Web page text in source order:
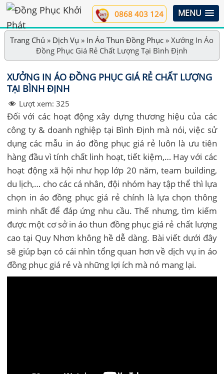
MENU
0868 403 124
Trang Chủ » Dịch Vụ » In Áo Thun Đồng Phục »Xưởng In Áo
Đồng Phục Giá Rẻ Chất Lượng Tại Bình Định
XƯỞNG IN ÁO ĐỒNG PHỤC GIÁ RẺ CHẤT LƯỢNG
TẠI BÌNH ĐỊNH
Lượt xem: 325
Đối với các hoạt động xây dựng thương hiệu của các
công ty & doanh nghiệp tại Bình Định mà nói, việc sử
dụng các mẫu in áo đồng phục giá rẻ luôn là ưu tiên
hàng đầu vì tính chất linh hoạt, tiết kiệm,… Hay với các
hoạt động xã hội như họp lớp 20 năm, team building,
du lịch,… cho các cá nhân, đội nhóm hay tập thể thì lựa
chọn in áo đồng phục giá rẻ chính là lựa chọn thông
minh nhất để đáp ứng nhu cầu. Thế nhưng, tìm kiếm
được một cơ sở in áo thun đồng phục giá rẻ chất lượng
cao tại Quy Nhơn không hề dễ dàng. Bài viết dưới đây
sẽ giúp bạn có cái nhìn tổng quan hơn về dịch vụ in áo
đồng phục giá rẻ và những lợi ích mà nó mang lại.